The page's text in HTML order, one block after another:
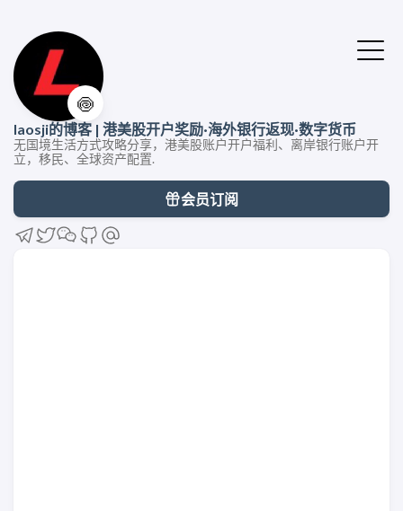
🍥
laosji的博客 | 港美股开户奖励·海外银行返现·数字货币
无国境生活方式攻略分享，港美股账户开户福利、离岸银行账户开
立，移民、全球资产配置.
会员订阅